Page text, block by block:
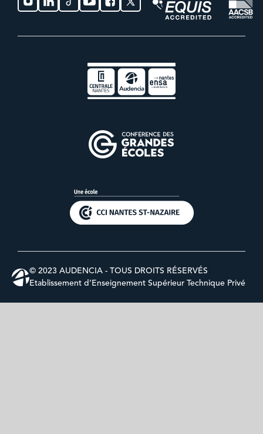
© 2023 AUDENCIA - TOUS DROITS RÉSERVÉS
Etablissement d’Enseignement Supérieur Technique Privé